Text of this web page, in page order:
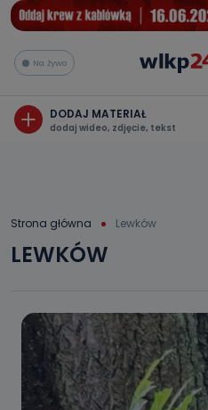
Na żywo
DODAJ MATERIAŁ
dodaj wideo, zdjęcie, tekst
Strona główna Lewków
LEWKÓW